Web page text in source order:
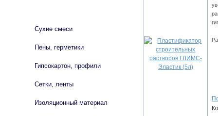
Сухие смеси
Пены, герметики
Гипсокартон, профили
Сетки, ленты
Изоляционный материал